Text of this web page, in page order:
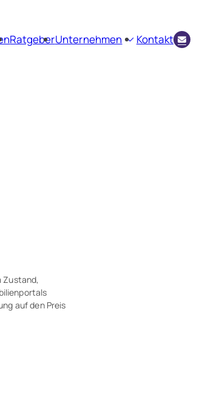
RatgeberUnternehmen
Kontakt
Zustand,
auf den Preis